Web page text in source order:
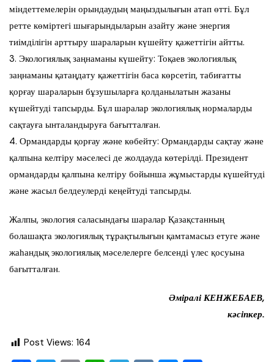
міндеттемелерін орындаудың маңыздылығын атап өтті. Бұл
ретте көміртегі шығарындыларын азайту және энергия
тиімділігін арттыру шараларын күшейту қажеттігін айтты.
3. Экологиялық заңнаманы күшейту: Тоқаев экологиялық
заңнаманы қатаңдату қажеттігін баса көрсетіп, табиғатты
қорғау шараларын бұзушыларға қолданылатын жазаны
күшейтуді тапсырды. Бұл шаралар экологиялық нормаларды
сақтауға ынталандыруға бағытталған.
4. Ормандарды қорғау және көбейту: Ормандарды сақтау және
қалпына келтіру мәселесі де жолдауда көтерілді. Президент
ормандарды қалпына келтіру бойынша жұмыстарды күшейтуді
және жасыл белдеулерді кеңейтуді тапсырды.
Жалпы, экология саласындағы шаралар Қазақстанның
болашақта экологиялық тұрақтылығын қамтамасыз етуге және
жаһандық экологиялық мәселелерге белсенді үлес қосуына
бағытталған.
Әміралі КЕНЖЕБАЕВ,
кәсіпкер.
Post Views: 164